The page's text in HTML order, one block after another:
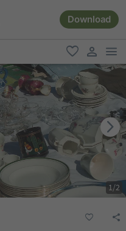
Download
favorit
user link
1/2